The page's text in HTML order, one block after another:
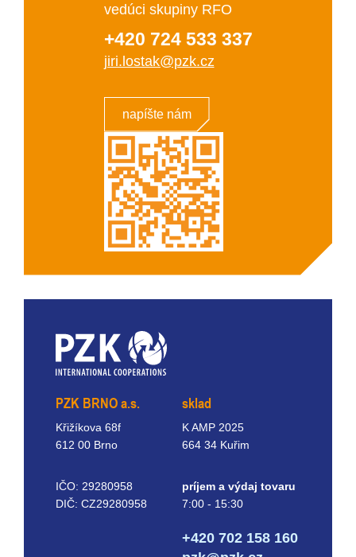
vedúci skupiny RFO
+420 724 533 337
jiri.lostak@pzk.cz
napíšte nám
PZK BRNO a.s.
Křižíkova 68f
612 00 Brno
IČO: 29280958
DIČ: CZ29280958
sklad
K AMP 2025
664 34 Kuřim
príjem a výdaj tovaru
7:00 - 15:30
+420 702 158 160